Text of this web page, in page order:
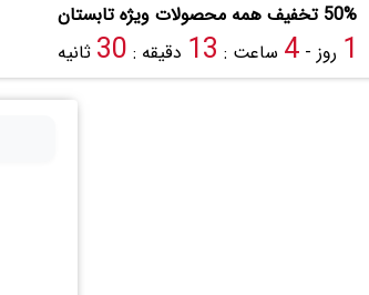
50% تخفیف همه محصولات ویژه تابستان
1 روز -4 ساعت : 13 دقیقه : 29 ثانیه